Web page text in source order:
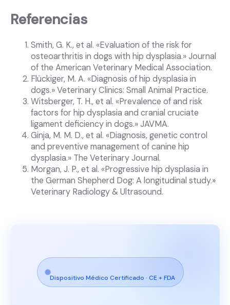
Referencias
Smith, G. K., et al. «Evaluation of the risk for
osteoarthritis in dogs with hip dysplasia.» Journal
of the American Veterinary Medical Association.
Flückiger, M. A. «Diagnosis of hip dysplasia in
dogs.» Veterinary Clinics: Small Animal Practice.
Witsberger, T. H., et al. «Prevalence of and risk
factors for hip dysplasia and cranial cruciate
ligament deficiency in dogs.» JAVMA.
Ginja, M. M. D., et al. «Diagnosis, genetic control
and preventive management of canine hip
dysplasia.» The Veterinary Journal.
Morgan, J. P., et al. «Progressive hip dysplasia in
the German Shepherd Dog: A longitudinal study.»
Veterinary Radiology & Ultrasound.
Dispositivo Médico Certificado · CE + FDA